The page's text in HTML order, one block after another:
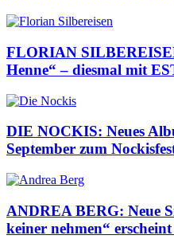
FLORIAN
Henne“ – diesmal mit
DIE NOCKIS: Neues
September zum
ANDREA BERG: Neue
keiner nehmen“